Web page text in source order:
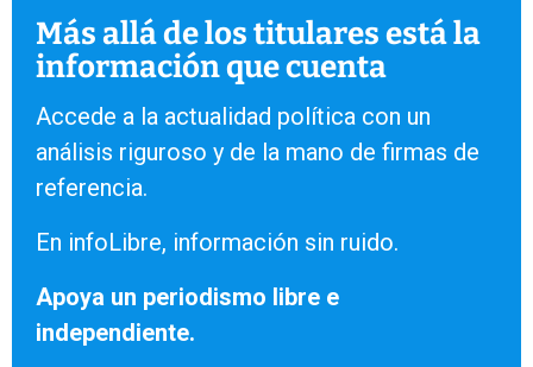
Más allá de los titulares está la
información que cuenta
Accede a la actualidad política con un
análisis riguroso y de la mano de firmas de
referencia.
En infoLibre, información sin ruido.
Apoya un periodismo libre e
independiente.